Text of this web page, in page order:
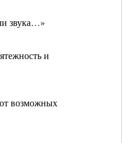
звука…»
и
возможных